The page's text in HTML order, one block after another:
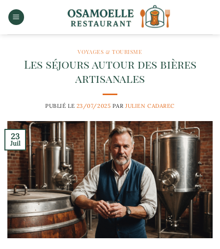
VOYAGES & TOURISME
Les séjours autour des bières
artisanales
PUBLIÉ LE 23/07/2025 PAR JULIEN CADAREC
23
Juil